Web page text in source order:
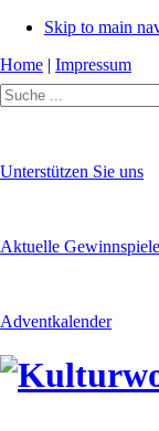
Skip to main
Home | Impressum
Unterstützen Sie uns
Aktuelle Gewinnspiele
Adventkalender